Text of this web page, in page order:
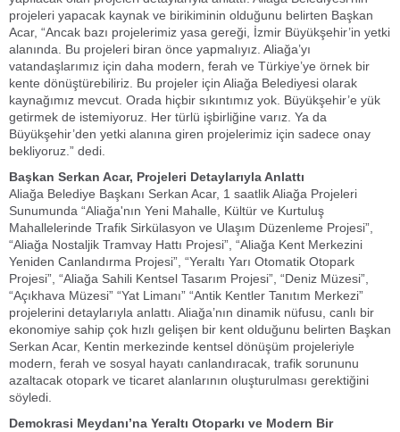
projeleri yapacak kaynak ve birikiminin olduğunu belirten Başkan
Acar, “Ancak bazı projelerimiz yasa gereği, İzmir Büyükşehir’in yetki
alanında. Bu projeleri biran önce yapmalıyız. Aliağa’yı
vatandaşlarımız için daha modern, ferah ve Türkiye’ye örnek bir
kente dönüştürebiliriz. Bu projeler için Aliağa Belediyesi olarak
kaynağımız mevcut. Orada hiçbir sıkıntımız yok. Büyükşehir’e yük
getirmek de istemiyoruz. Her türlü işbirliğine varız. Ya da
Büyükşehir’den yetki alanına giren projelerimiz için sadece onay
bekliyoruz.” dedi.
Başkan Serkan Acar, Projeleri Detaylarıyla Anlattı
Aliağa Belediye Başkanı Serkan Acar, 1 saatlik Aliağa Projeleri
Sunumunda “Aliağa'nın Yeni Mahalle, Kültür ve Kurtuluş
Mahallelerinde Trafik Sirkülasyon ve Ulaşım Düzenleme Projesi”,
“Aliağa Nostaljik Tramvay Hattı Projesi”, “Aliağa Kent Merkezini
Yeniden Canlandırma Projesi”, “Yeraltı Yarı Otomatik Otopark
Projesi”, “Aliağa Sahili Kentsel Tasarım Projesi”, “Deniz Müzesi”,
“Açıkhava Müzesi” “Yat Limanı” “Antik Kentler Tanıtım Merkezi”
projelerini detaylarıyla anlattı. Aliağa’nın dinamik nüfusu, canlı bir
ekonomiye sahip çok hızlı gelişen bir kent olduğunu belirten Başkan
Serkan Acar, Kentin merkezinde kentsel dönüşüm projeleriyle
modern, ferah ve sosyal hayatı canlandıracak, trafik sorununu
azaltacak otopark ve ticaret alanlarının oluşturulması gerektiğini
söyledi.
Demokrasi Meydanı’na Yeraltı Otoparkı ve Modern Bir